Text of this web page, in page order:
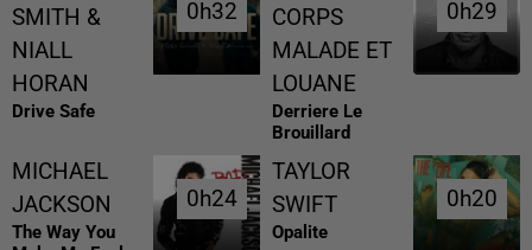
SMITH &
NIALL
HORAN
Drive Safe
0h32
0h32
CORPS
MALADE ET
LOUANE
Derriere Le
Brouillard
0h29
0h29
MICHAEL
JACKSON
The Way You
0h24
0h24
TAYLOR
SWIFT
Opalite
0h20
0h20